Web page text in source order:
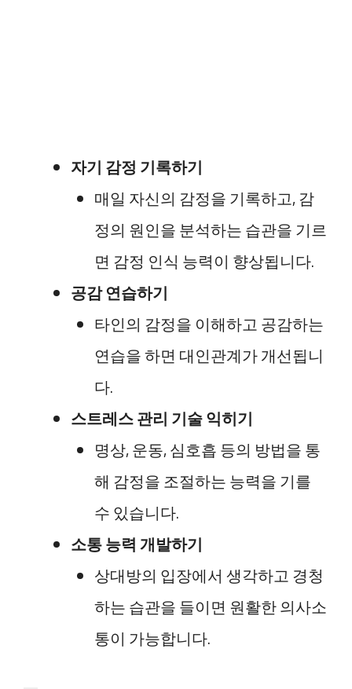
자기 감정 기록하기
매일 자신의 감정을 기록하고, 감
정의 원인을 분석하는 습관을 기르
면 감정 인식 능력이 향상됩니다.
공감 연습하기
타인의 감정을 이해하고 공감하는
연습을 하면 대인관계가 개선됩니
다.
스트레스 관리 기술 익히기
명상, 운동, 심호흡 등의 방법을 통
해 감정을 조절하는 능력을 기를
수 있습니다.
소통 능력 개발하기
상대방의 입장에서 생각하고 경청
하는 습관을 들이면 원활한 의사소
통이 가능합니다.